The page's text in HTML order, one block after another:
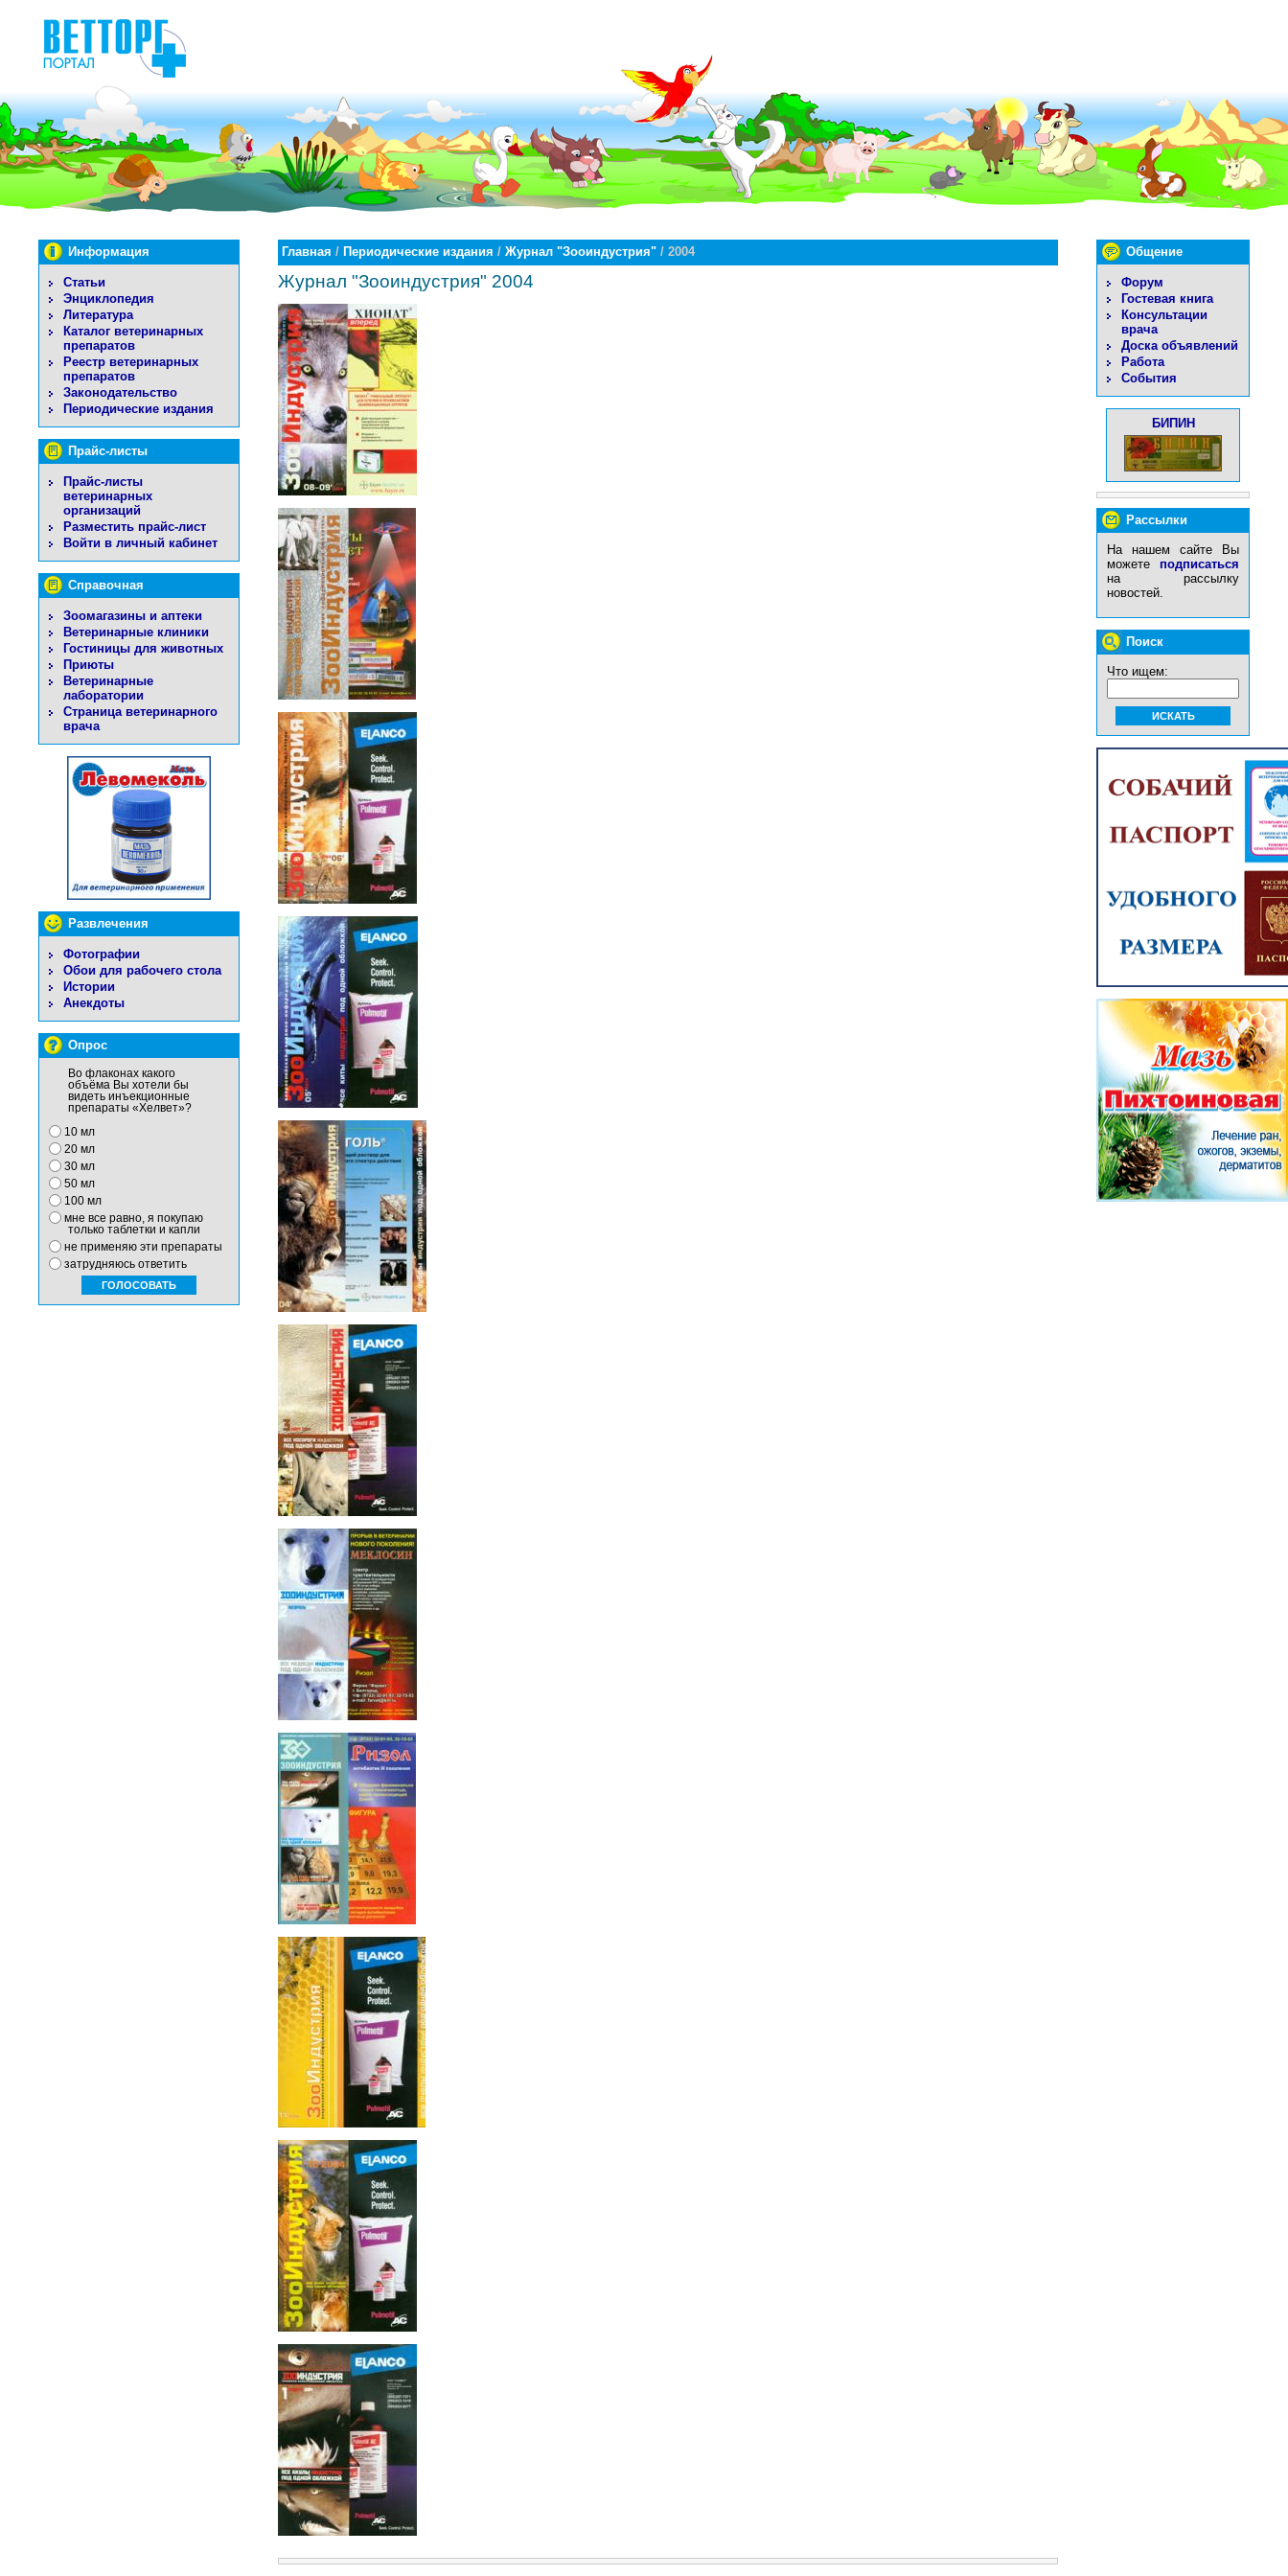
Информация
Статьи
Энциклопедия
Литература
Каталог ветеринарных
препаратов
Реестр ветеринарных
препаратов
Законодательство
Периодические издания
Прайс-листы
Прайс-листы
ветеринарных
организаций
Разместить прайс-лист
Войти в личный кабинет
Справочная
Зоомагазины и аптеки
Ветеринарные клиники
Гостиницы для животных
Приюты
Ветеринарные
лаборатории
Страница ветеринарного
врача
Развлечения
Фотографии
Обои для рабочего стола
Истории
Анекдоты
Опрос
Во флаконах какого
объёма Вы хотели бы
видеть инъекционные
препараты «Хелвет»?
10 мл
20 мл
30 мл
50 мл
100 мл
мне все равно, я покупаю
только таблетки и капли
не применяю эти препараты
затрудняюсь ответить
Общение
Форум
Гостевая книга
Консультации
врача
Доска объявлений
Работа
События
БИПИН
Рассылки
На нашем сайте Вы
можете подписаться
на рассылку
новостей.
Поиск
Что ищем:
Главная / Периодические издания / Журнал "Зооиндустрия" / 2004
Журнал "Зооиндустрия" 2004